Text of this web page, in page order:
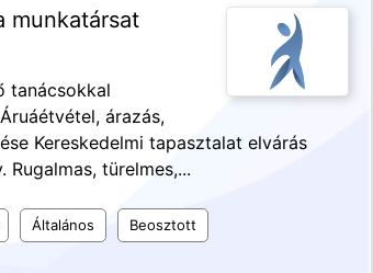
munkatársat
tanácsokkal
árazás,
Kereskedelmi tapasztalat elvárás
türelmes,...
Általános Beosztott